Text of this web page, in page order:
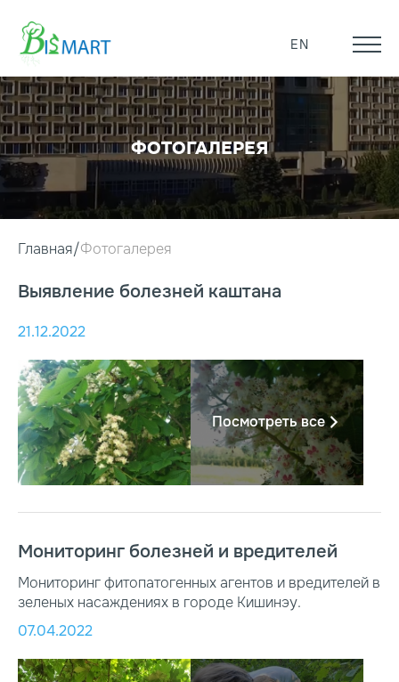
EN
ФОТОГАЛЕРЕЯ
Главная Фотогалерея
Выявление болезней каштана
21.12.2022
Посмотреть все
Мониторинг болезней и вредителей
Мониторинг фитопатогенных агентов и вредителей в
зеленых насаждениях в городе Кишинэу.
07.04.2022